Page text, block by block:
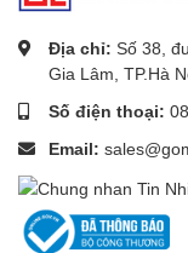
Địa chỉ: Số 38,
Gia Lâm, TP.Hà
Số điện thoại:
Email: